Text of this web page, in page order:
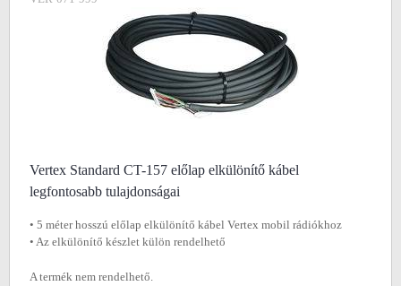
Vertex Standard CT-157 előlap elkülönítő kábel
legfontosabb tulajdonságai
• 5 méter hosszú előlap elkülönítő kábel Vertex mobil rádiókhoz
• Az elkülönítő készlet külön rendelhető
A termék nem rendelhető.